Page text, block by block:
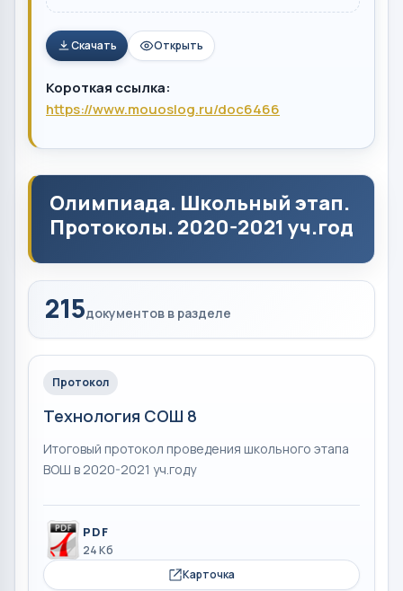
Скачать Открыть
Короткая ссылка:
https://www.mouoslog.ru/doc6466
Олимпиада. Школьный этап.
Протоколы. 2020-2021 уч.год
215документов в разделе
Протокол
Технология СОШ 8
Итоговый протокол проведения школьного этапа
ВОШ в 2020-2021 уч.году
PDF
24 Кб
Карточка